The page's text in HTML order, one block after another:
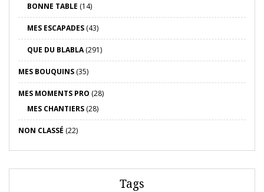
BONNE TABLE (14)
MES ESCAPADES (43)
QUE DU BLABLA(291)
MES BOUQUINS (35)
MES MOMENTS PRO (28)
MES CHANTIERS (28)
NON CLASSÉ (22)
Tags